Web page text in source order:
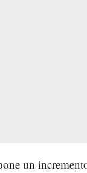
un